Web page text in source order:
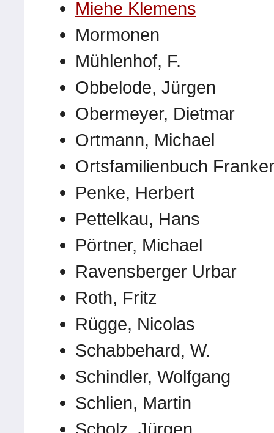
Miehe Klemens
Mormonen
Mühlenhof, F.
Obbelode, Jürgen
Obermeyer, Dietmar
Ortmann, Michael
Ortsfamilienbuch
Penke, Herbert
Pettelkau, Hans
Pörtner, Michael
Ravensberger Urbar
Roth, Fritz
Rügge, Nicolas
Schabbehard, W.
Schindler, Wolfgang
Schlien, Martin